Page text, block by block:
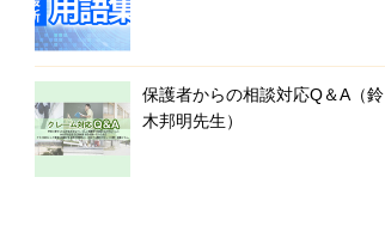
保護者からの相談対応Q＆A（鈴
木邦明先生）